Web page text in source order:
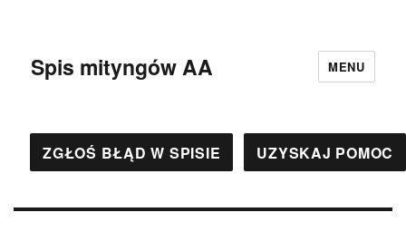
Spis mityngów AA MENU
ZGŁOŚ BŁĄD W SPISIE UZYSKAJ POMOC